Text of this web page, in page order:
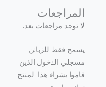
مراجعات بعد.
فقط للزبائن
الدخول الذين
بشراء هذا المنتج